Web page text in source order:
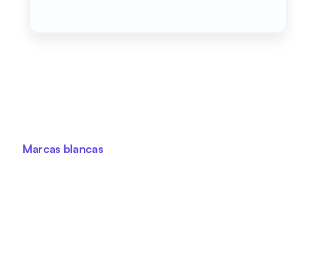
Marcas blancas